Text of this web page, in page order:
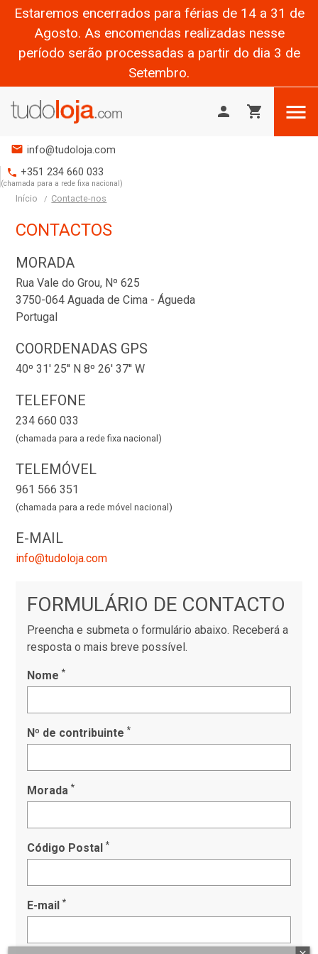
Estaremos encerrados para férias de 14 a 31 de
Agosto. As encomendas realizadas nesse
período serão processadas a partir do dia 3 de
Setembro.
person shopping_cart 
mail info@tudoloja.com
phone +351 234 660 033
(chamada para a rede fixa nacional)
Início Contacte-nos
CONTACTOS
MORADA
Rua Vale do Grou, Nº 625
3750-064 Aguada de Cima - Águeda
Portugal
COORDENADAS GPS
40º 31' 25'' N 8º 26' 37'' W
TELEFONE
234 660 033
(chamada para a rede fixa nacional)
TELEMÓVEL
961 566 351
(chamada para a rede móvel nacional)
E-MAIL
info@tudoloja.com
FORMULÁRIO DE CONTACTO
Preencha e submeta o formulário abaixo. Receberá a
resposta o mais breve possível.
Nome*
Nº de contribuinte*
Morada*
Código Postal*
E-mail*